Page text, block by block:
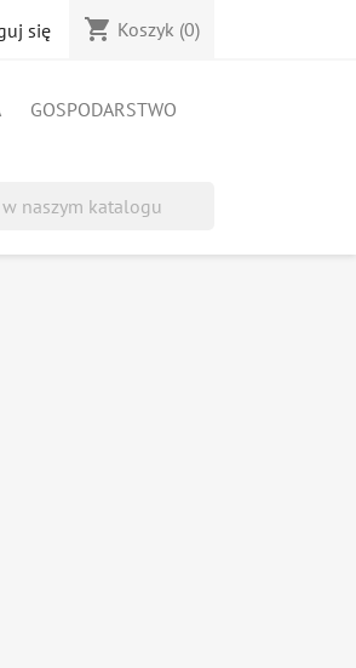
się shopping_cart Koszyk (0)
GOSPODARSTWO